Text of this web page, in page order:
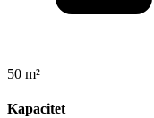
50 m²
Kapacitet